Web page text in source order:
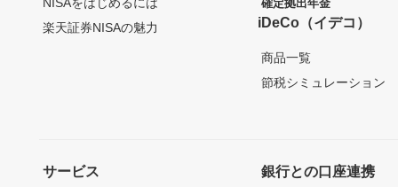
楽天証券NISAの魅力
確定拠出年金
iDeCo（イデコ）
商品一覧
節税シミュレーション
サービス 銀行との口座連携